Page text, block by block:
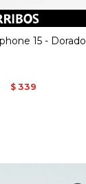
15 - Dorado
$ 339